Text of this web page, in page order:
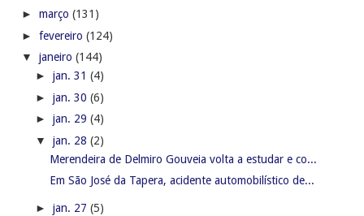
► março (131)
► fevereiro (124)
▼ janeiro (144)
► jan. 31 (4)
► jan. 30 (6)
► jan. 29 (4)
▼ jan. 28 (2)
Merendeira de Delmiro Gouveia volta a estudar e co...
Em São José da Tapera, acidente automobilístico de...
► jan. 27 (5)